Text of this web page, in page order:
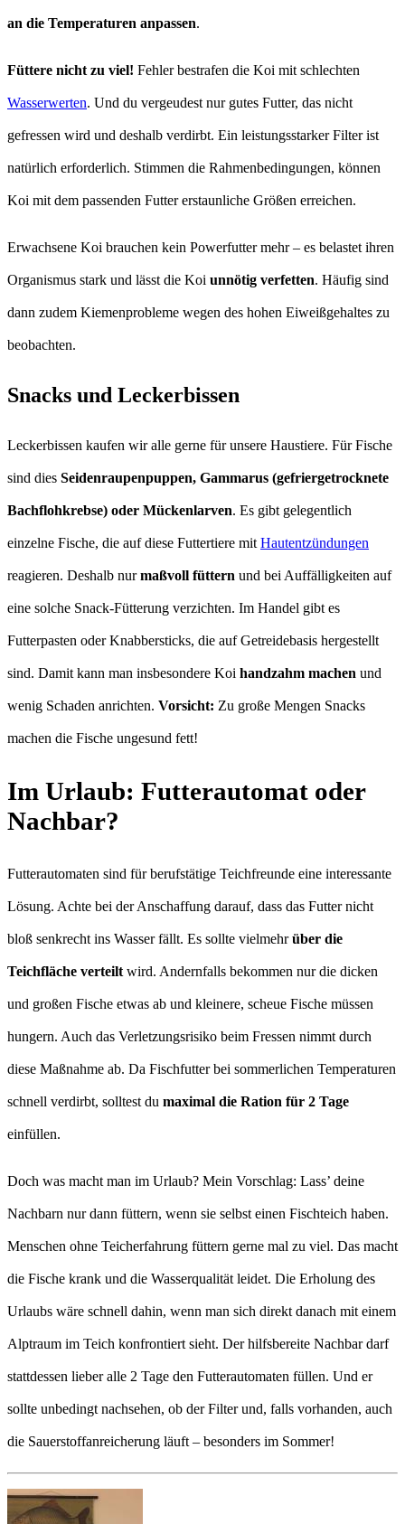
an die Temperaturen anpassen.
Füttere nicht zu viel! Fehler bestrafen die Koi mit schlechten
Wasserwerten. Und du vergeudest nur gutes Futter, das nicht
gefressen wird und deshalb verdirbt. Ein leistungsstarker Filter ist
natürlich erforderlich. Stimmen die Rahmenbedingungen, können
Koi mit dem passenden Futter erstaunliche Größen erreichen.
Erwachsene Koi brauchen kein Powerfutter mehr – es belastet ihren
Organismus stark und lässt die Koi unnötig verfetten. Häufig sind
dann zudem Kiemenprobleme wegen des hohen Eiweißgehaltes zu
beobachten.
Snacks und Leckerbissen
Leckerbissen kaufen wir alle gerne für unsere Haustiere. Für Fische
sind dies Seidenraupenpuppen, Gammarus (gefriergetrocknete
Bachflohkrebse) oder Mückenlarven. Es gibt gelegentlich
einzelne Fische, die auf diese Futtertiere mit Hautentzündungen
reagieren. Deshalb nurmaßvoll füttern und bei Auffälligkeiten auf
eine solche Snack-Fütterung verzichten. Im Handel gibt es
Futterpasten oder Knabbersticks, die auf Getreidebasis hergestellt
sind. Damit kann man insbesondere Koi handzahm machen und
wenig Schaden anrichten. Vorsicht: Zu große Mengen Snacks
machen die Fische ungesund fett!
Im Urlaub: Futterautomat oder
Nachbar?
Futterautomaten sind für berufstätige Teichfreunde eine interessante
Lösung. Achte bei der Anschaffung darauf, dass das Futter nicht
bloß senkrecht ins Wasser fällt. Es sollte vielmehrüber die
Teichfläche verteilt wird. Andernfalls bekommen nur die dicken
und großen Fische etwas ab und kleinere, scheue Fische müssen
hungern. Auch das Verletzungsrisiko beim Fressen nimmt durch
diese Maßnahme ab. Da Fischfutter bei sommerlichen Temperaturen
schnell verdirbt, solltest du maximal die Ration für 2 Tage
einfüllen.
Doch was macht man im Urlaub? Mein Vorschlag: Lass’ deine
Nachbarn nur dann füttern, wenn sie selbst einen Fischteich haben.
Menschen ohne Teicherfahrung füttern gerne mal zu viel. Das macht
die Fische krank und die Wasserqualität leidet. Die Erholung des
Urlaubs wäre schnell dahin, wenn man sich direkt danach mit einem
Alptraum im Teich konfrontiert sieht. Der hilfsbereite Nachbar darf
stattdessen lieber alle 2 Tage den Futterautomaten füllen. Und er
sollte unbedingt nachsehen, ob der Filter und, falls vorhanden, auch
die Sauerstoffanreicherung läuft – besonders im Sommer!